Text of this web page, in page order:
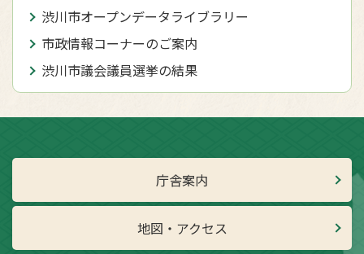
渋川市オープンデータライブラリー
市政情報コーナーのご案内
渋川市議会議員選挙の結果
庁舎案内
地図・アクセス